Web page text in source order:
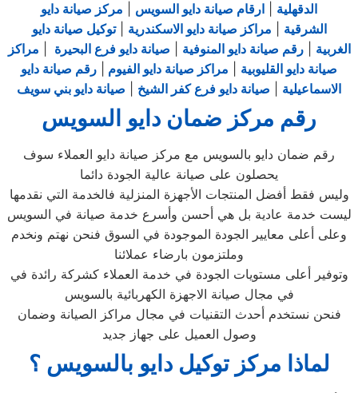
الدقهلية
ارقام صيانة دايو السويس
مركز صيانة دايو
الشرقية
مراكز صيانة دايو الاسكندرية |توكيل صيانة دايو
الغربية |رقم صيانة دايو المنوفية صيانة دايو فرع البحيرة
مراكز
صيانة دايو القليوبية
مراكز صيانة دايو الفيوم
رقم صيانة دايو
الاسماعيلية
صيانة دايو فرع كفر الشيخ صيانة دايو بني سويف
رقم مركز ضمان دايو السويس
رقم ضمان دايو بالسويس مع مركز صيانة دايو العملاء سوف
يحصلون على صيانة عالية الجودة دائما
وليس فقط أفضل المنتجات الأجهزة المنزلية فالخدمة التي نقدمها
ليست خدمة عادية بل هي أحسن وأسرع خدمة صيانة في السويس
وعلى أعلى معايير الجودة الموجودة في السوق فنحن نهتم ونخدم
وملتزمون بارضاء عملائنا
وتوفير أعلى مستويات الجودة في خدمة العملاء كشركة رائدة في
في مجال صيانة الاجهزة الكهربائية بالسويس
فنحن نستخدم أحدث التقنيات في مجال مراكز الصيانة وضمان
وصول العميل على جهاز جديد
لماذا مركز توكيل دايو بالسويس ؟